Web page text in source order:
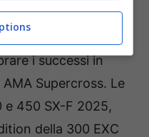
chi ha il motorsport
una serie di
i successi in
Supercross. Le
450 SX-F 2025,
della 300 EXC